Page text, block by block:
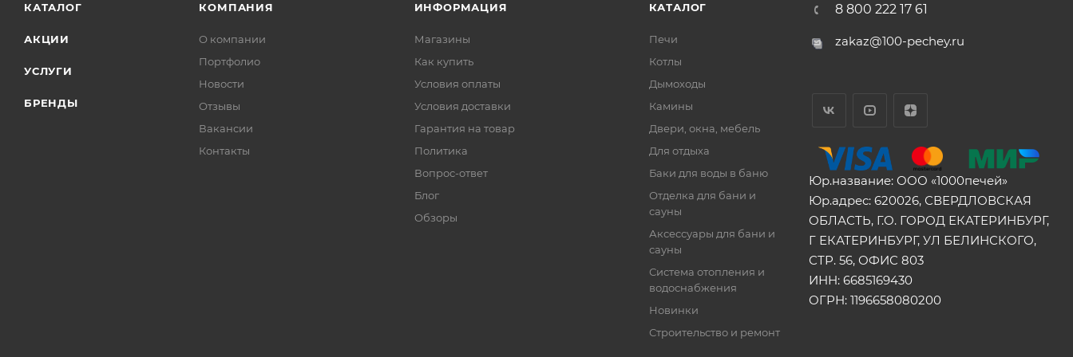
КАТАЛОГ
АКЦИИ
УСЛУГИ
БРЕНДЫ
КОМПАНИЯ
О компании
Портфолио
Новости
Отзывы
Вакансии
Контакты
ИНФОРМАЦИЯ
Магазины
Как купить
Условия оплаты
Условия доставки
Гарантия на товар
Политика
Вопрос-ответ
Блог
Обзоры
КАТАЛОГ
Печи
Котлы
Дымоходы
Камины
Двери, окна, мебель
Для отдыха
Баки для воды в баню
Отделка для бани и
сауны
Аксессуары для бани и
сауны
Система отопления и
водоснабжения
Новинки
Строительство и ремонт
8 800 222 17 61
zakaz@100-pechey.ru
Юр.название: ООО «1000печей»
Юр.адрес: 620026, СВЕРДЛОВСКАЯ
ОБЛАСТЬ, Г.О. ГОРОД ЕКАТЕРИНБУРГ,
Г ЕКАТЕРИНБУРГ, УЛ БЕЛИНСКОГО,
СТР. 56, ОФИС 803
ИНН: 6685169430
ОГРН: 1196658080200